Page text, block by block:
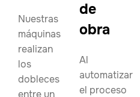
Nuestras
máquinas
realizan
los
dobleces
entre un
de
obra
Al
automatizar
el proceso